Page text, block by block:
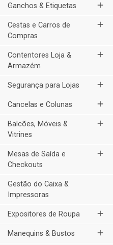
Ganchos & Etiquetas add
Cestas e Carros de
Compras
add
Contentores Loja &
Armazém
add
Segurança para Lojas add
Cancelas e Colunas add
Balcões, Móveis &
Vitrines
add
Mesas de Saída e
Checkouts
add
Gestão do Caixa &
Impressoras
Expositores de Roupa add
Manequins & Bustos add